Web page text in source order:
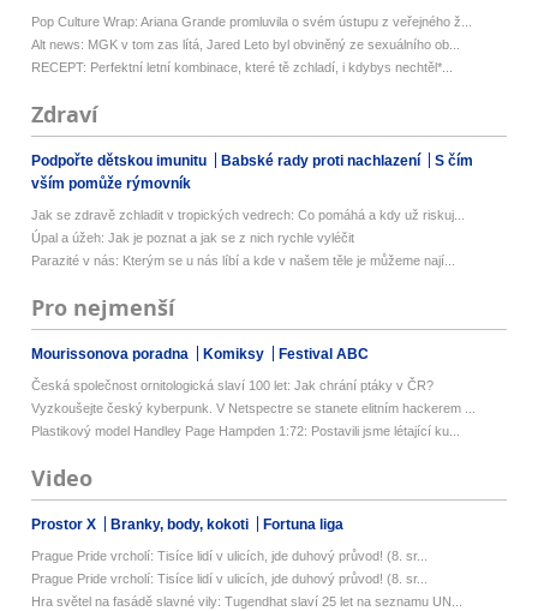
Pop Culture Wrap: Ariana Grande promluvila o svém ústupu z veřejného ž...
Alt news: MGK v tom zas lítá, Jared Leto byl obviněný ze sexuálního ob...
RECEPT: Perfektní letní kombinace, které tě zchladí, i kdybys nechtěl*...
Zdraví
Podpořte dětskou imunitu Babské rady proti nachlazení
S čím
vším pomůže rýmovník
Jak se zdravě zchladit v tropických vedrech: Co pomáhá a kdy už riskuj...
Úpal a úžeh: Jak je poznat a jak se z nich rychle vyléčit
Parazité v nás: Kterým se u nás líbí a kde v našem těle je můžeme nají...
Pro nejmenší
Mourissonova poradna Komiksy Festival ABC
Česká společnost ornitologická slaví 100 let: Jak chrání ptáky v ČR?
Vyzkoušejte český kyberpunk. V Netspectre se stanete elitním hackerem ...
Plastikový model Handley Page Hampden 1:72: Postavili jsme létající ku...
Video
Prostor X Branky, body, kokoti Fortuna liga
Prague Pride vrcholí: Tisíce lidí v ulicích, jde duhový průvod! (8. sr...
Prague Pride vrcholí: Tisíce lidí v ulicích, jde duhový průvod! (8. sr...
Hra světel na fasádě slavné vily: Tugendhat slaví 25 let na seznamu UN...